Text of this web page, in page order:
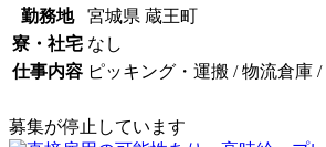
勤務地
宮城県 蔵王町
寮・社宅 なし
仕事内容 ピッキング・運搬 / 物流倉庫 /
募集が停止しています